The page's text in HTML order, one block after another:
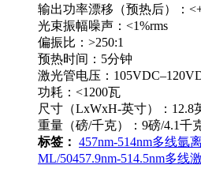
输出功率漂移（预热后）：
光束振幅噪声：<1%rms
偏振比：>250:1
预热时间：5分钟
激光管电压：
功耗：<1200瓦
尺寸（LxWxH-英寸）：12.8
重量（磅/千克）：9磅/4.1千
标签： 457nm-514nm多线氩
ML/50457.9nm-514.5nm多线